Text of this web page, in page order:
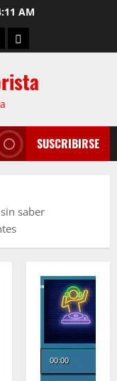
AM
SUSCRIBIRSE
saber